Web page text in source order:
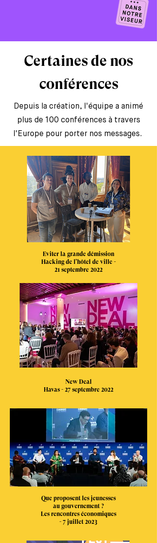
Certaines de nos
conférences
Depuis la création, l'équipe a animé
plus de 100 conférences à travers
l'Europe pour porter nos messages.
Eviter la grande démission
Hacking de l'hôtel de ville -
21 septembre 2022
New Deal
Havas - 27 septembre 2022
Que proposent les jeunesses
au gouvernement ?
Les rencontres économiques
- 7 juillet 2023